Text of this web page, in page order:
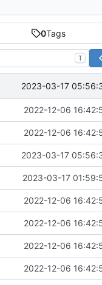
0Tags
T
2023-03-17
2022-12-06
2022-12-06
2023-03-17
2023-03-17
2022-12-06
2022-12-06
2022-12-06
2022-12-06